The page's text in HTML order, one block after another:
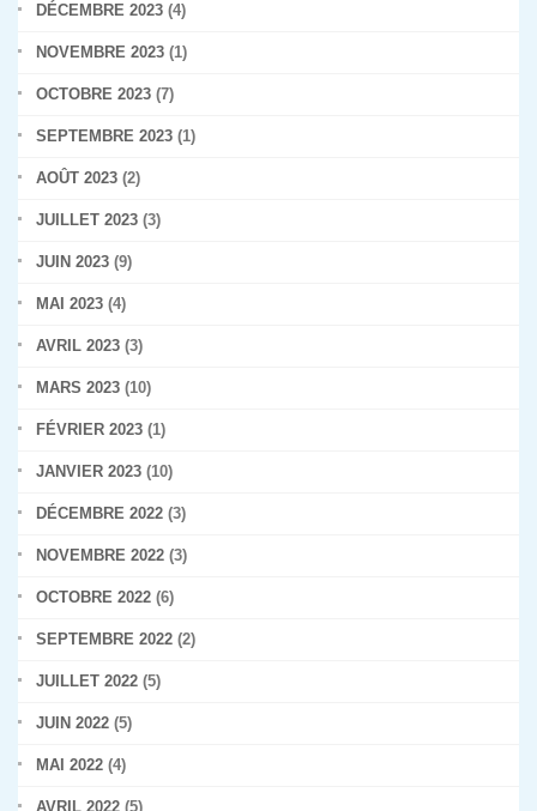
DÉCEMBRE 2023 (4)
NOVEMBRE 2023 (1)
OCTOBRE 2023 (7)
SEPTEMBRE 2023 (1)
AOÛT 2023 (2)
JUILLET 2023 (3)
JUIN 2023 (9)
MAI 2023 (4)
AVRIL 2023 (3)
MARS 2023 (10)
FÉVRIER 2023 (1)
JANVIER 2023 (10)
DÉCEMBRE 2022 (3)
NOVEMBRE 2022 (3)
OCTOBRE 2022 (6)
SEPTEMBRE 2022 (2)
JUILLET 2022 (5)
JUIN 2022 (5)
MAI 2022 (4)
AVRIL 2022 (5)